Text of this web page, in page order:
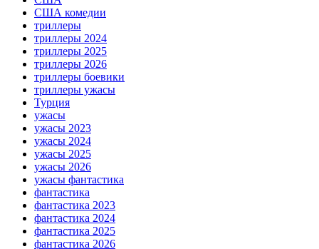
США комедии
триллеры
триллеры 2024
триллеры 2025
триллеры 2026
триллеры боевики
триллеры ужасы
Турция
ужасы
ужасы 2023
ужасы 2024
ужасы 2025
ужасы 2026
ужасы фантастика
фантастика
фантастика 2023
фантастика 2024
фантастика 2025
фантастика 2026